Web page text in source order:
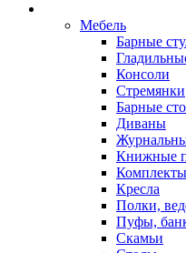
Мебель
Барные
Консоли
Стремянки
Барные
Диваны
Книжные
Комплекты
Кресла
Полки,
Пуфы,
Скамьи